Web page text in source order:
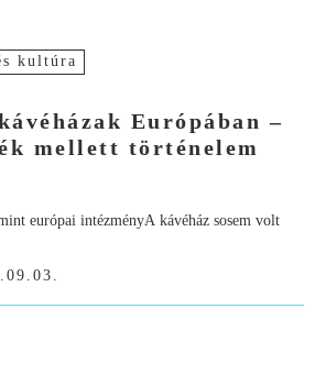
kultúra
Európában –
mellett történelem
európai intézményA kávéház sosem volt